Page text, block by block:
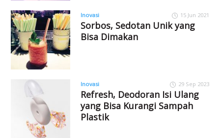
Inovasi 15 Jun 2021
Sorbos, Sedotan Unik yang
Bisa Dimakan
Inovasi 29 Sep 2023
Refresh, Deodoran Isi Ulang
yang Bisa Kurangi Sampah
Plastik